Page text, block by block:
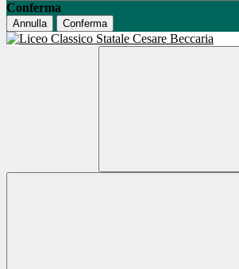
Conferma
Annulla Conferma